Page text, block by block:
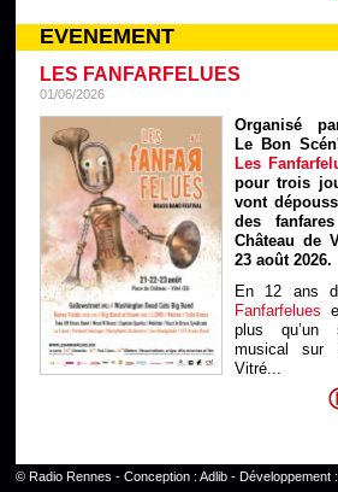
EVENEMENT
LES FANFARFELUES
01/06/2026
Organisé
Le Bon
Les
pour trois
vont
des
Château de
23 août 2026.
En 12 ans
Fanfarfelues
plus qu’un
musical sur
Vitré...
© Radio Rennes - Conception : Adlib- Développement :